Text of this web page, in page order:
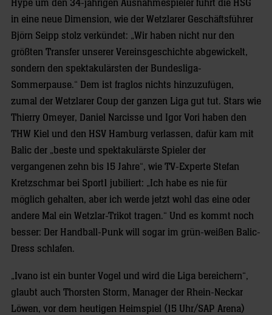
Hype um den 34-jährigen Ausnahmespieler führt die HSG
in eine neue Dimension, wie der Wetzlarer Geschäftsführer
Björn Seipp stolz verkündet: „Wir haben nicht nur den
größten Transfer unserer Vereinsgeschichte abgewickelt,
sondern den spektakulärsten der Bundesliga-
Sommerpause.“ Dem ist fraglos nichts hinzuzufügen,
zumal der Wetzlarer Coup der ganzen Liga gut tut. Stars wie
Thierry Omeyer, Daniel Narcisse und Igor Vori haben den
THW Kiel und den HSV Hamburg verlassen, dafür kam mit
Balic der „beste und spektakulärste Spieler der
vergangenen zehn bis 15 Jahre“, wie TV-Experte Stefan
Kretzschmar bei Sport1 jubiliert: „Ich habe es nie für
möglich gehalten, aber ich werde jetzt wohl das eine oder
andere Mal ein Wetzlar-Trikot tragen.“ Und es kommt noch
besser: Der Handball-Punk will sogar im grün-weißen Balic-
Dress schlafen.
„Ivano ist ein bunter Vogel und wird die Liga bereichern“,
glaubt auch Thorsten Storm, Manager der Rhein-Neckar
Löwen, vor dem heutigen Heimspiel (15 Uhr/SAP Arena)